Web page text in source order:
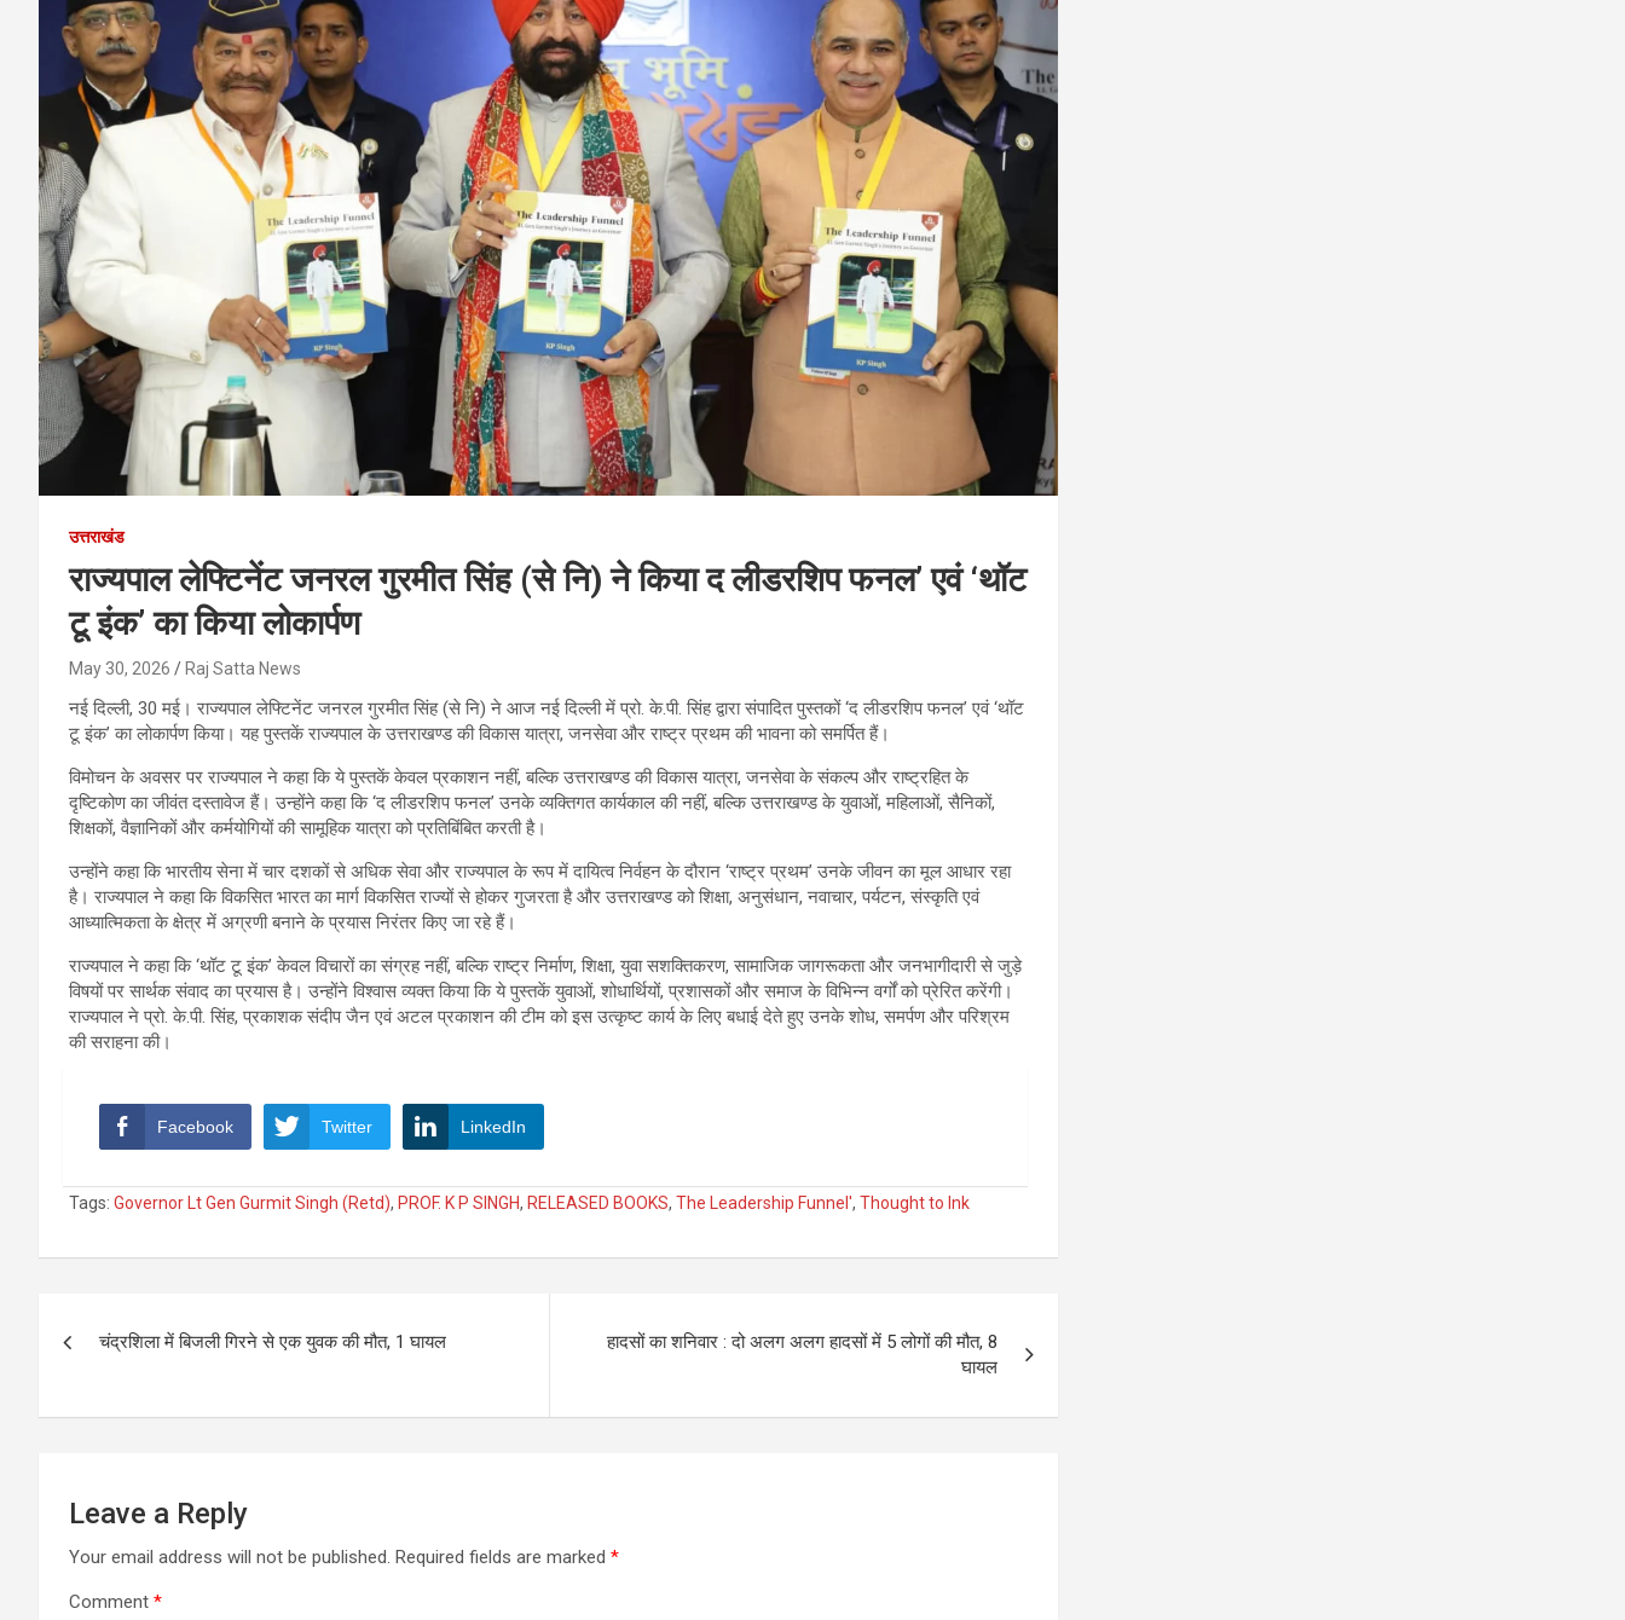
उत्तराखंड
राज्यपाल लेफ्टिनेंट जनरल गुरमीत सिंह (से नि) ने किया द लीडरशिप फनल’ एवं ‘थॉट
टू इंक’ का किया लोकार्पण
May 30, 2026 Raj Satta News
नई दिल्ली, 30 मई। राज्यपाल लेफ्टिनेंट जनरल गुरमीत सिंह (से नि) ने आज नई दिल्ली में प्रो. के.पी. सिंह द्वारा संपादित पुस्तकों ‘द लीडरशिप फनल’ एवं ‘थॉट
टू इंक’ का लोकार्पण किया। यह पुस्तकें राज्यपाल के उत्तराखण्ड की विकास यात्रा, जनसेवा और राष्ट्र प्रथम की भावना को समर्पित हैं।
विमोचन के अवसर पर राज्यपाल ने कहा कि ये पुस्तकें केवल प्रकाशन नहीं, बल्कि उत्तराखण्ड की विकास यात्रा, जनसेवा के संकल्प और राष्ट्रहित के
दृष्टिकोण का जीवंत दस्तावेज हैं। उन्होंने कहा कि ‘द लीडरशिप फनल’ उनके व्यक्तिगत कार्यकाल की नहीं, बल्कि उत्तराखण्ड के युवाओं, महिलाओं, सैनिकों,
शिक्षकों, वैज्ञानिकों और कर्मयोगियों की सामूहिक यात्रा को प्रतिबिंबित करती है।
उन्होंने कहा कि भारतीय सेना में चार दशकों से अधिक सेवा और राज्यपाल के रूप में दायित्व निर्वहन के दौरान ‘राष्ट्र प्रथम’ उनके जीवन का मूल आधार रहा
है। राज्यपाल ने कहा कि विकसित भारत का मार्ग विकसित राज्यों से होकर गुजरता है और उत्तराखण्ड को शिक्षा, अनुसंधान, नवाचार, पर्यटन, संस्कृति एवं
आध्यात्मिकता के क्षेत्र में अग्रणी बनाने के प्रयास निरंतर किए जा रहे हैं।
राज्यपाल ने कहा कि ‘थॉट टू इंक’ केवल विचारों का संग्रह नहीं, बल्कि राष्ट्र निर्माण, शिक्षा, युवा सशक्तिकरण, सामाजिक जागरूकता और जनभागीदारी से जुड़े
विषयों पर सार्थक संवाद का प्रयास है। उन्होंने विश्वास व्यक्त किया कि ये पुस्तकें युवाओं, शोधार्थियों, प्रशासकों और समाज के विभिन्न वर्गों को प्रेरित करेंगी।
राज्यपाल ने प्रो. के.पी. सिंह, प्रकाशक संदीप जैन एवं अटल प्रकाशन की टीम को इस उत्कृष्ट कार्य के लिए बधाई देते हुए उनके शोध, समर्पण और परिश्रम
की सराहना की।
Facebook Twitter LinkedIn
Tags: Governor Lt Gen Gurmit Singh (Retd), PROF. K P SINGH, RELEASED BOOKS, The Leadership Funnel', Thought to Ink
navigation
चंद्रशिला में बिजली गिरने से एक युवक की मौत, 1 घायल
हादसों का शनिवार : दो अलग अलग हादसों में 5 लोगों की मौत, 8
घायल
Leave a Reply
Your email address will not be published. Required fields are marked *
Comment *